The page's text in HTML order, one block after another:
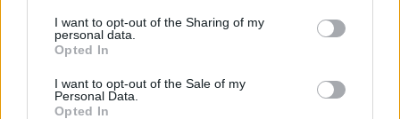
I want to opt-out of the Sharing of my
personal data.
Opted In
I want to opt-out of the Sale of my
Personal Data.
Opted In
κυρία Τόμας-Γκρίνφιλντ.